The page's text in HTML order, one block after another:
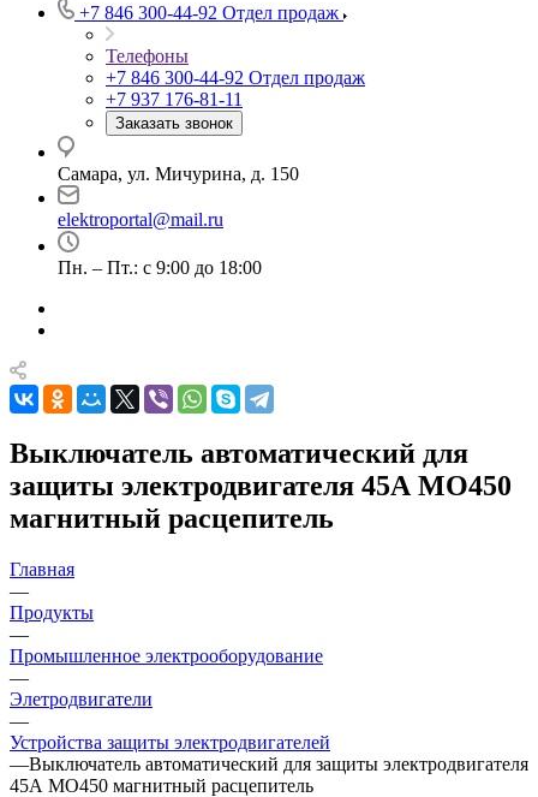
+7 846 300-44-92 Отдел продаж
Телефоны
+7 846 300-44-92 Отдел продаж
+7 937 176-81-11
Заказать звонок
Самара, ул. Мичурина, д. 150
elektroportal@mail.ru
Пн. – Пт.: с 9:00 до 18:00
Выключатель автоматический для
защиты электродвигателя 45А MO450
магнитный расцепитель
Главная
—
Продукты
—
Промышленное электрооборудование
—
Элетродвигатели
—
Устройства защиты электродвигателей
—Выключатель автоматический для защиты электродвигателя
45А MO450 магнитный расцепитель